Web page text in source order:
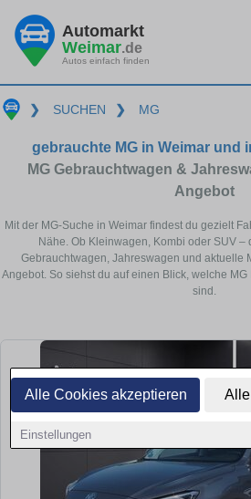
Alle Cookies akzeptieren
Einstellungen
Automarkt
Weimar.de
Autos einfach finden
❯ SUCHEN ❯ MG
gebrauchte MG in Weimar und
MG Gebrauchtwagen &
Angebot
Mit der MG-Suche in Weimar findest du gezielt
Nähe. Ob Kleinwagen, Kombi oder SUV –
Gebrauchtwagen, Jahreswagen und aktuelle
Angebot. So siehst du auf einen Blick, welche
sind.